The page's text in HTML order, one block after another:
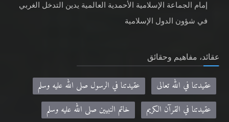
إمام الجماعة الإسلامية الأحمدية العالمية يدين التدخل الغربي
في شؤون الدول الإسلامية
عقائد، مفاهيم وحقائق
عقيدتنا في الله تعالى
عقيدتنا في الرسول صلى الله عليه وسلم
عقيدتنا في القرآن الكريم
خاتم النبيين صلى الله عليه وسلم